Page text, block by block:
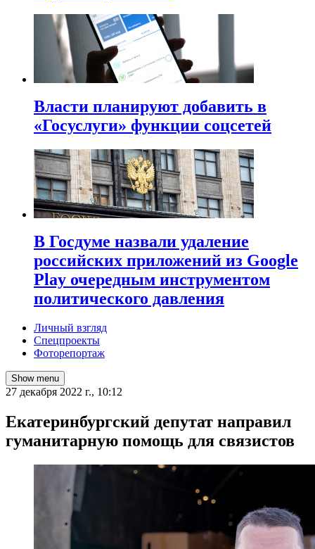
Власти планируют добавить в
«Госуслуги» функции соцсетей
В Госдуме назвали удаление
российских приложений из Google
Play очередным инструментом
политического давления
Личный взгляд
Спецпроекты
Фоторепортаж
Show menu
27 декабря 2022 г., 10:12
​Екатеринбургский депутат направил
гуманитарную помощь для связистов